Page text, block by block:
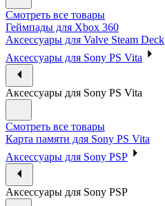
Смотреть все товары
Геймпады для Xbox 360
Аксессуары для Valve Steam Deck
Аксессуары для Sony PS Vita
Аксессуары для Sony PS Vita
Смотреть все товары
Карта памяти для Sony PS Vita
Аксессуары для Sony PSP
Аксессуары для Sony PSP